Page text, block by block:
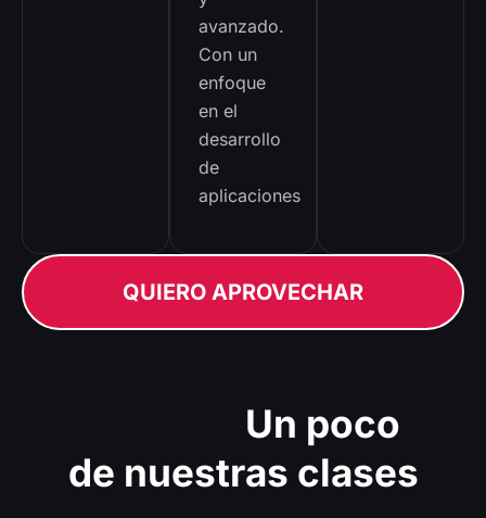
avanzado.
Con un
enfoque
en el
desarrollo
de
aplicaciones
QUIERO APROVECHAR
Un poco
de nuestras clases